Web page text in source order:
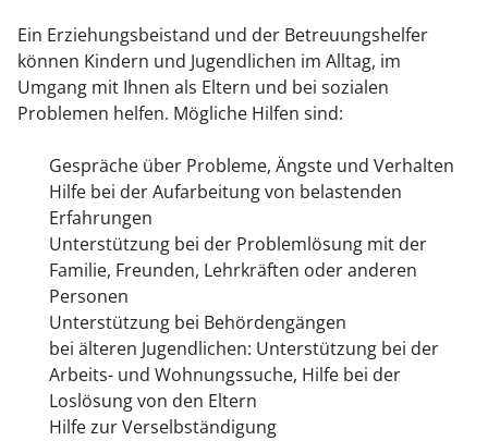
Ein Erziehungsbeistand und der Betreuungshelfer
können Kindern und Jugendlichen im Alltag, im
Umgang mit Ihnen als Eltern und bei sozialen
Problemen helfen. Mögliche Hilfen sind:
Gespräche über Probleme, Ängste und Verhalten
Hilfe bei der Aufarbeitung von belastenden
Erfahrungen
Unterstützung bei der Problemlösung mit der
Familie, Freunden, Lehrkräften oder anderen
Personen
Unterstützung bei Behördengängen
bei älteren Jugendlichen: Unterstützung bei der
Arbeits- und Wohnungssuche, Hilfe bei der
Loslösung von den Eltern
Hilfe zur Verselbständigung